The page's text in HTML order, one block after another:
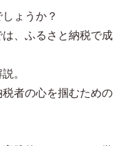
ょうか？
、ふるさと納税で成
。
者の心を掴むための